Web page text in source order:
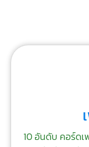
10 อันดับ คอร์ด